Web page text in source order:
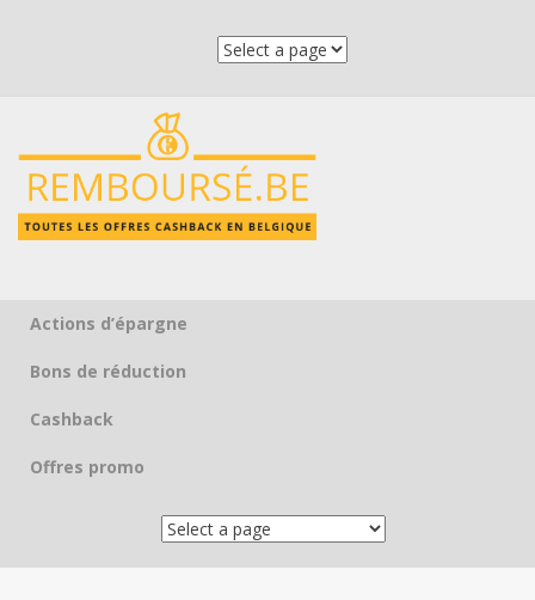
Skip to content
Actions d’épargne
Bons de réduction
Cashback
Offres promo